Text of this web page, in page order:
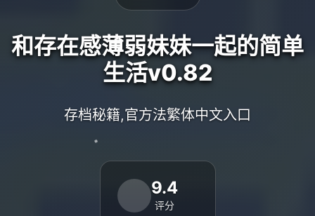
和存在感薄弱妹妹一起的简单
生活v0.82
存档秘籍,官方法繁体中文入口
9.4
评分